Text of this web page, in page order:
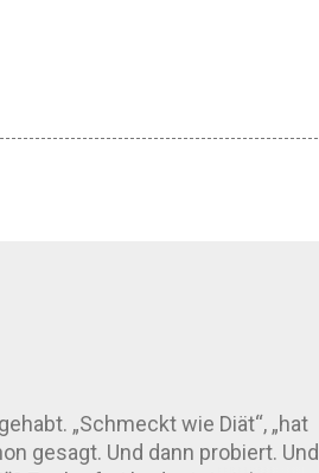
„Schmeckt wie Diät“, „hat
gesagt. Und dann probiert. Und